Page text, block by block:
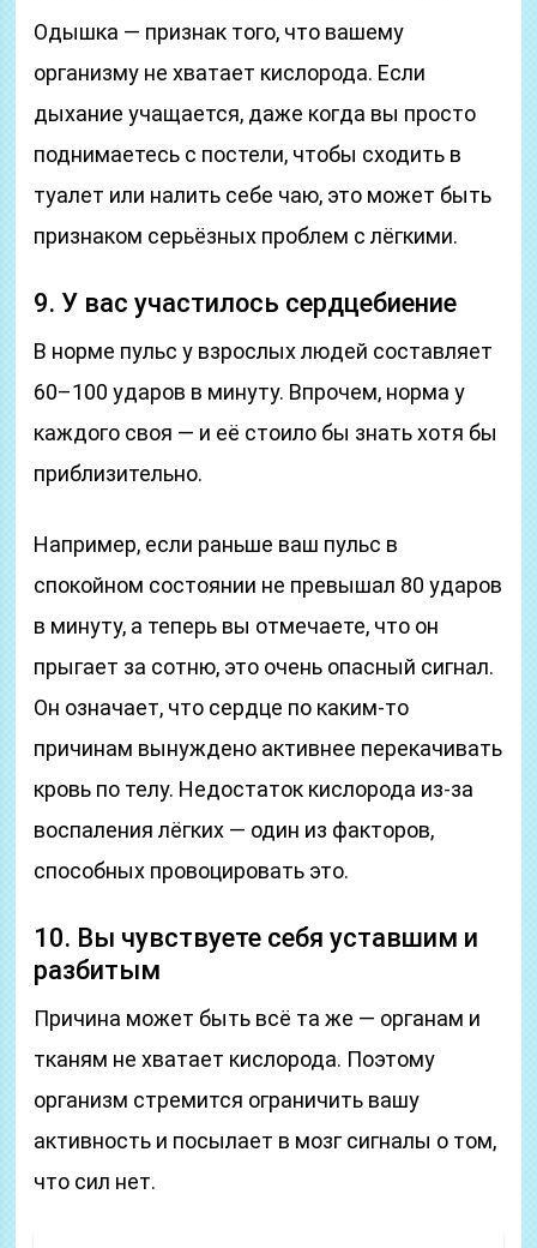
Одышка — признак того, что вашему
организму не хватает кислорода. Если
дыхание учащается, даже когда вы просто
поднимаетесь с постели, чтобы сходить в
туалет или налить себе чаю, это может быть
признаком серьёзных проблем с лёгкими.
9. У вас участилось сердцебиение
В норме пульс у взрослых людей составляет
60–100 ударов в минуту. Впрочем, норма у
каждого своя — и её стоило бы знать хотя бы
приблизительно.
Например, если раньше ваш пульс в
спокойном состоянии не превышал 80 ударов
в минуту, а теперь вы отмечаете, что он
прыгает за сотню, это очень опасный сигнал.
Он означает, что сердце по каким‑то
причинам вынуждено активнее перекачивать
кровь по телу. Недостаток кислорода из‑за
воспаления лёгких — один из факторов,
способных провоцировать это.
10. Вы чувствуете себя уставшим и
разбитым
Причина может быть всё та же — органам и
тканям не хватает кислорода. Поэтому
организм стремится ограничить вашу
активность и посылает в мозг сигналы о том,
что сил нет.